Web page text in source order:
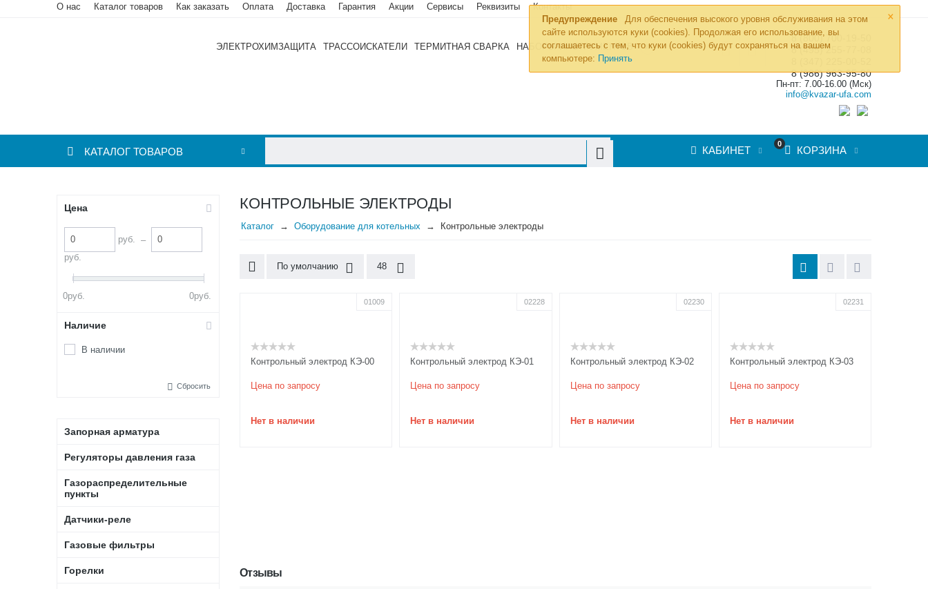
×
Предупреждение
Для обеспечения высокого уровня обслуживания на этом
сайте используются куки (cookies). Продолжая его использование, вы
соглашаетесь с тем, что куки (cookies) будут сохраняться на вашем
компьютере: Принять
О нас Каталог товаров Как заказать Оплата Доставка Гарантия Акции Сервисы Реквизиты Контакты
ЭЛЕКТРОХИМЗАЩИТА ТРАССОИСКАТЕЛИ ТЕРМИТНАЯ СВАРКА НАБОРЫ ИНСТРУМЕНТОВ »
8 (800) 700-19-50
8 (495) 255-77-08
8 (986) 963-95-80
Пн-пт: 7.00-16.00 (Мск)
info@kvazar-ufa.com
КАТАЛОГ ТОВАРОВ
0
КОРЗИНА
КАБИНЕТ
Цена
руб. –
руб.
0руб. 0руб.
Наличие
В наличии
Сбросить
Запорная арматура
Регуляторы давления газа
Газораспределительные
пункты
Датчики-реле
Газовые фильтры
Горелки
КОНТРОЛЬНЫЕ ЭЛЕКТРОДЫ
Каталог Оборудование для котельных Контрольные электроды
По умолчанию 48
01009
Контрольный электрод КЭ-00
Цена по запросу
Нет в наличии
02228
Контрольный электрод КЭ-01
Цена по запросу
Нет в наличии
02230
Контрольный электрод КЭ-02
Цена по запросу
Нет в наличии
02231
Контрольный электрод КЭ-03
Цена по запросу
Нет в наличии
Отзывы